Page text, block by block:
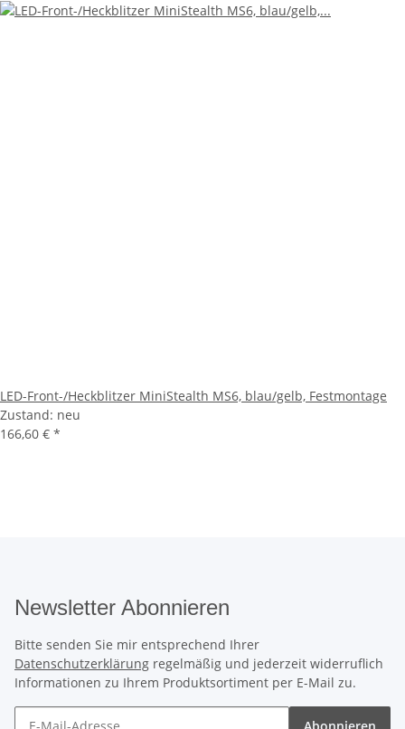
LED-Front-/Heckblitzer MiniStealth MS6, blau/gelb, Festmontage
Zustand: neu
166,60 € *
Newsletter Abonnieren
Bitte senden Sie mir entsprechend Ihrer
Datenschutzerklärung regelmäßig und jederzeit widerruflich
Informationen zu Ihrem Produktsortiment per E-Mail zu.